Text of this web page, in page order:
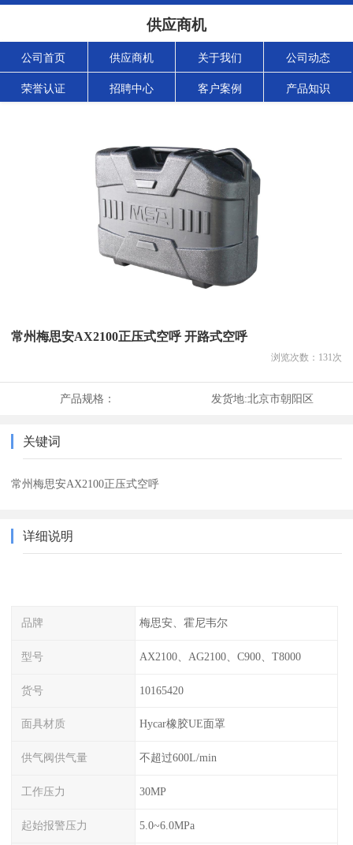
供应商机
公司首页 供应商机 关于我们 公司动态
荣誉认证 招聘中心 客户案例 产品知识
常州梅思安AX2100正压式空呼 开路式空呼
浏览次数： 131次
产品规格： 发货地:北京市朝阳区
关键词
常州梅思安AX2100正压式空呼
详细说明
品牌 梅思安、霍尼韦尔
型号 AX2100、AG2100、C900、T8000
货号 10165420
面具材质 Hycar橡胶UE面罩
供气阀供气量 不超过600L/min
工作压力 30MP
起始报警压力 5.0~6.0MPa